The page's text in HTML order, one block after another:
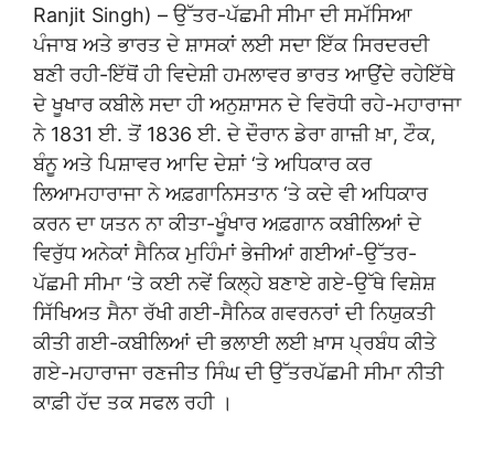
Ranjit Singh) – ਉੱਤਰ-ਪੱਛਮੀ ਸੀਮਾ ਦੀ ਸਮੱਸਿਆ
ਪੰਜਾਬ ਅਤੇ ਭਾਰਤ ਦੇ ਸ਼ਾਸਕਾਂ ਲਈ ਸਦਾ ਇੱਕ ਸਿਰਦਰਦੀ
ਬਣੀ ਰਹੀ-ਇੱਥੋਂ ਹੀ ਵਿਦੇਸ਼ੀ ਹਮਲਾਵਰ ਭਾਰਤ ਆਉਂਦੇ ਰਹੇਇੱਥੇ
ਦੇ ਖੂਖਾਰ ਕਬੀਲੇ ਸਦਾ ਹੀ ਅਨੁਸ਼ਾਸਨ ਦੇ ਵਿਰੋਧੀ ਰਹੇ-ਮਹਾਰਾਜਾ
ਨੇ 1831 ਈ. ਤੋਂ 1836 ਈ. ਦੇ ਦੌਰਾਨ ਡੇਰਾ ਗਾਜ਼ੀ ਖ਼ਾ, ਟੌਕ,
ਬੰਨੂ ਅਤੇ ਪਿਸ਼ਾਵਰ ਆਦਿ ਦੇਸ਼ਾਂ ‘ਤੇ ਅਧਿਕਾਰ ਕਰ
ਲਿਆਮਹਾਰਾਜਾ ਨੇ ਅਫ਼ਗਾਨਿਸਤਾਨ ‘ਤੇ ਕਦੇ ਵੀ ਅਧਿਕਾਰ
ਕਰਨ ਦਾ ਯਤਨ ਨਾ ਕੀਤਾ-ਖੂੰਖਾਰ ਅਫ਼ਗਾਨ ਕਬੀਲਿਆਂ ਦੇ
ਵਿਰੁੱਧ ਅਨੇਕਾਂ ਸੈਨਿਕ ਮੁਹਿੰਮਾਂ ਭੇਜੀਆਂ ਗਈਆਂ-ਉੱਤਰ-
ਪੱਛਮੀ ਸੀਮਾ ‘ਤੇ ਕਈ ਨਵੇਂ ਕਿਲ੍ਹੇ ਬਣਾਏ ਗਏ-ਉੱਥੇ ਵਿਸ਼ੇਸ਼
ਸਿੱਖਿਅਤ ਸੈਨਾ ਰੱਖੀ ਗਈ-ਸੈਨਿਕ ਗਵਰਨਰਾਂ ਦੀ ਨਿਯੁਕਤੀ
ਕੀਤੀ ਗਈ-ਕਬੀਲਿਆਂ ਦੀ ਭਲਾਈ ਲਈ ਖ਼ਾਸ ਪ੍ਰਬੰਧ ਕੀਤੇ
ਗਏ-ਮਹਾਰਾਜਾ ਰਣਜੀਤ ਸਿੰਘ ਦੀ ਉੱਤਰਪੱਛਮੀ ਸੀਮਾ ਨੀਤੀ
ਕਾਫ਼ੀ ਹੱਦ ਤਕ ਸਫਲ ਰਹੀ ।